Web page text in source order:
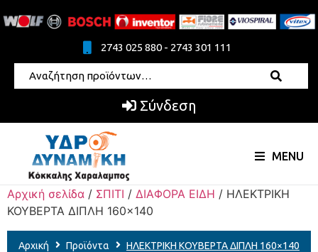
2743 025 880 - 2743 301 111
Σύνδεση
MENU
Αρχική σελίδα / ΣΠΙΤΙ / ΔΙΑΦΟΡΑ ΕΙΔΗ / ΗΛΕΚΤΡΙΚΗ
ΚΟΥΒΕΡΤΑ ΔΙΠΛΗ 160×140
Αρχική Προϊόντα ΗΛΕΚΤΡΙΚΗ ΚΟΥΒΕΡΤΑ ΔΙΠΛΗ 160×140